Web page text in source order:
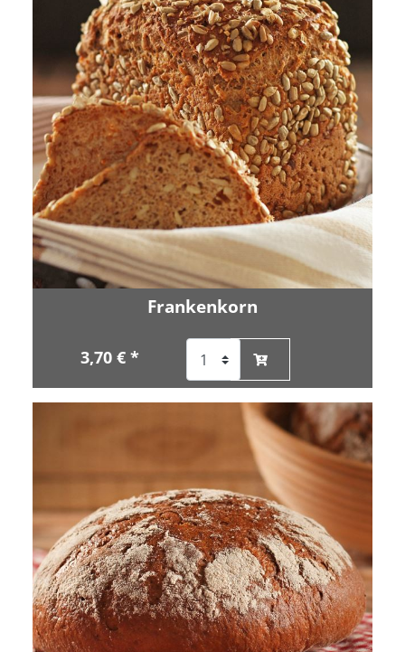
Frankenkorn
3,70 € *